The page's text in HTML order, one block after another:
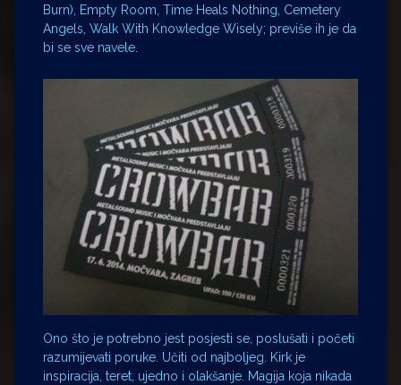
Burn), Empty Room, Time Heals Nothing, Cemetery
Angels, Walk With Knowledge Wisely; previše ih je da
bi se sve navele.
Ono što je potrebno jest posjesti se, poslušati i početi
razumijevati poruke. Učiti od najboljeg. Kirk je
inspiracija, teret, ujedno i olakšanje. Magija koja nikada